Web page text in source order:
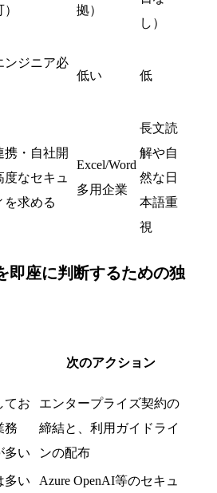
拠）
し）
ンジニア必
低い 低
携・自社開
度なセキュ
を求める
Excel/Word
多用企業
長文読
解や自
然な日
本語重
視
即座に判断するための独
次のアクション
てお
務
多い
エンタープライズ契約の
締結と、利用ガイドライ
ンの配布
多い
Azure OpenAI等のセキュ